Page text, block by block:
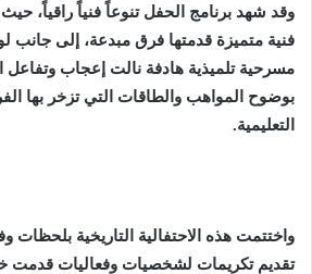
​وقد شهد برنامج الحفل تنوعاً فنياً راقياً،
فنية متميزة قدمتها فرق مبدعة، إلى جانب
مسرحية تلميذية هادفة نالت إعجاب
بوضوح المواهب والطاقات التي تزخر بها
التعليمية.
​واختتمت هذه الاحتفالية التاريخية بلحظات
تقديم تكريمات لشخصيات وفعاليات قدمت